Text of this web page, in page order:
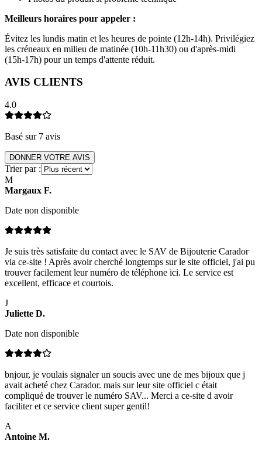
Meilleurs horaires pour appeler :
Évitez les lundis matin et les heures de pointe (12h-14h). Privilégiez
les créneaux en milieu de matinée (10h-11h30) ou d'après-midi
(15h-17h) pour un temps d'attente réduit.
AVIS CLIENTS
4.0
Basé sur 7 avis
DONNER VOTRE AVIS
Trier par :
M
Margaux F.
Date non disponible
Je suis très satisfaite du contact avec le SAV de Bijouterie Carador
via ce-site ! Après avoir cherché longtemps sur le site officiel, j'ai pu
trouver facilement leur numéro de téléphone ici. Le service est
excellent, efficace et courtois.
J
Juliette D.
Date non disponible
bnjour, je voulais signaler un soucis avec une de mes bijoux que j
avait acheté chez Carador. mais sur leur site officiel c était
compliqué de trouver le numéro SAV... Merci a ce-site d avoir
faciliter et ce service client super gentil!
A
Antoine M.